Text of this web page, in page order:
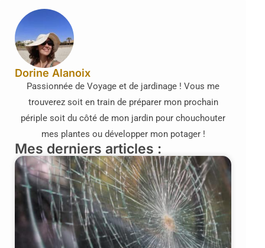
Dorine Alanoix
Passionnée de Voyage et de jardinage ! Vous me
trouverez soit en train de préparer mon prochain
périple soit du côté de mon jardin pour chouchouter
mes plantes ou développer mon potager !
Mes derniers articles :